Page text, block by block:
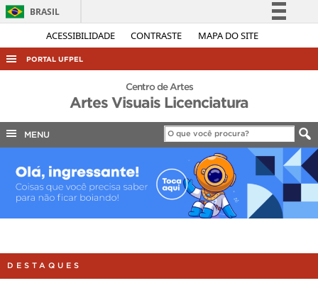
ACESSIBILIDADE CONTRASTE MAPA DO SITE
BRASIL
Simplifique!
Acesso à informação
Legislação
Canais
PORTAL UFPEL
COBALTO
EDITAIS
PORTARIAS
Centro de Artes
Artes Visuais Licenciatura
MENU
DESTAQUES